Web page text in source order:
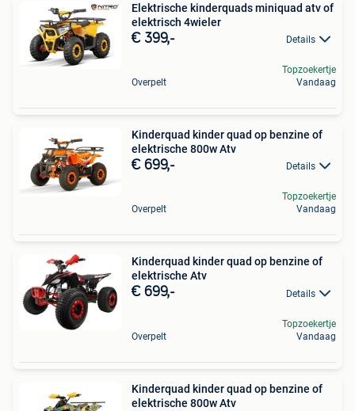
Elektrische kinderquads miniquad atv of
elektrisch 4wieler
€ 399,- Details
Overpelt
Topzoekertje
Vandaag
Kinderquad kinder quad op benzine of
elektrische 800w Atv
€ 699,- Details
Overpelt
Topzoekertje
Vandaag
Kinderquad kinder quad op benzine of
elektrische Atv
€ 699,- Details
Overpelt
Topzoekertje
Vandaag
Kinderquad kinder quad op benzine of
elektrische 800w Atv